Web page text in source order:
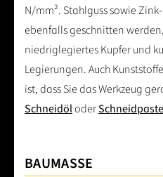
N/mm². Stahlguss sowie
ebenfalls geschnitten
niedriglegiertes Kupfer und
Legierungen. Auch
ist, dass Sie das Werkzeug
SchneidöloderSchneidpaste
BAUMASSE